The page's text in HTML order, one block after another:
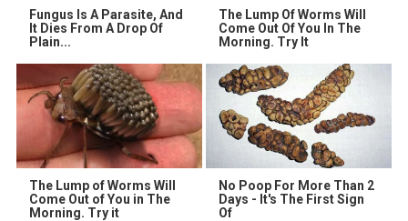
Fungus Is A Parasite, And
It Dies From A Drop Of
Plain...
The Lump Of Worms Will
Come Out Of You In The
Morning. Try It
The Lump of Worms Will
Come Out of You in The
Morning. Try it
No Poop For More Than 2
Days - It's The First Sign
Of